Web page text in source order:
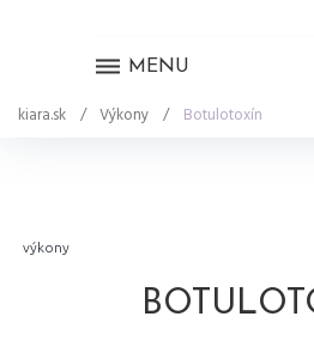
MENU
kiara.sk / Výkony / Botulotoxín
výkony